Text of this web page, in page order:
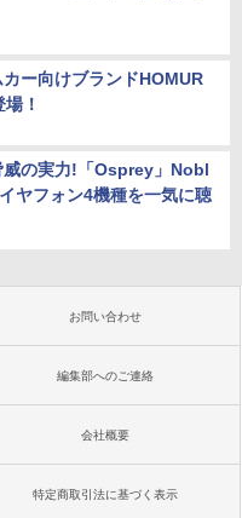
ー向けブランドHOMUR
！
威の実力!「Osprey」Nobl
ヤフォン4機種を一気に聴
お問い合わせ
編集部へのご連絡
会社概要
特定商取引法に基づく表示